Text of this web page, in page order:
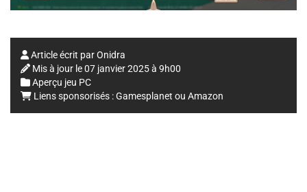
Article écrit parOnidra
Mis à jour le07 janvier 2025 à 9h00
Aperçu jeu PC
Liens sponsorisés :Gamesplanet ou Amazon